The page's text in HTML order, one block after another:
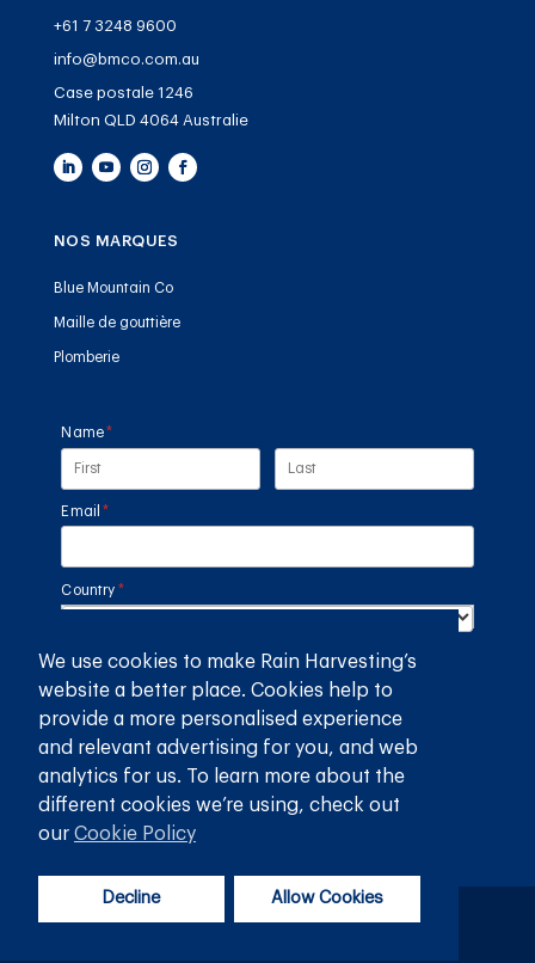
+61 7 3248 9600
info@bmco.com.au
Case postale 1246
Milton QLD 4064 Australie
NOS MARQUES
Blue Mountain Co
Maille de gouttière
Plomberie
Name *
(required)
Email *
(required)
Country *
(required)
SUBMIT
GET THE RAIN HARVESTING™ APP
Politique de confidentialité Termes et conditions
We use cookies to make Rain Harvesting’s
website a better place. Cookies help to
provide a more personalised experience
and relevant advertising for you, and web
analytics for us. To learn more about the
different cookies we’re using, check out
our Cookie Policy
Decline Allow Cookies